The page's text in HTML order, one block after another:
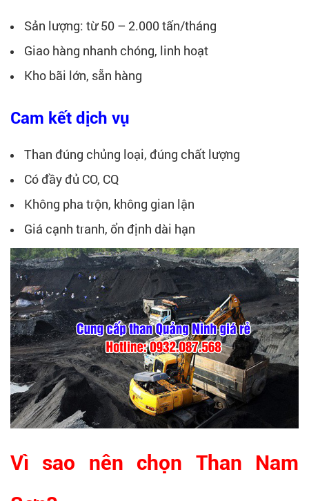
Sản lượng: từ 50 – 2.000 tấn/tháng
Giao hàng nhanh chóng, linh hoạt
Kho bãi lớn, sẵn hàng
Cam kết dịch vụ
Than đúng chủng loại, đúng chất lượng
Có đầy đủ CO, CQ
Không pha trộn, không gian lận
Giá cạnh tranh, ổn định dài hạn
Vì sao nên chọn Than Nam